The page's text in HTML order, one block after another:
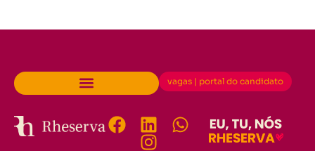
vagas | portal do candidato